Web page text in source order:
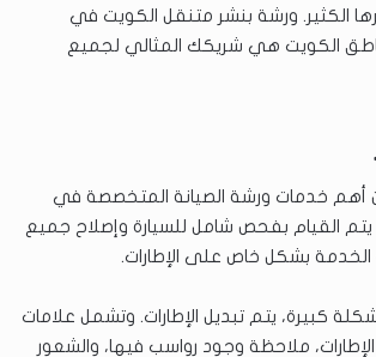
الكثير. ورشة بنشر متنقل الكويت في
الكويت هي شريكك المثالي لجميع
من أهم خدمات ورشة الصيانة المتخصصة في
يتم القيام بفحص شامل للسيارة وإصلاح جميع
الخدمة بشكل خاص على الإطارات.
كبيرة، يتم تبديل الإطارات. وتشمل علامات
ملاحظة وجود رواسب فيها، والشعور